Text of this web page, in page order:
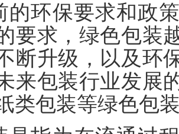
的环保要求和政
要求，绿色包装
断升级，以及环
来包装行业发展
类包装等绿色包